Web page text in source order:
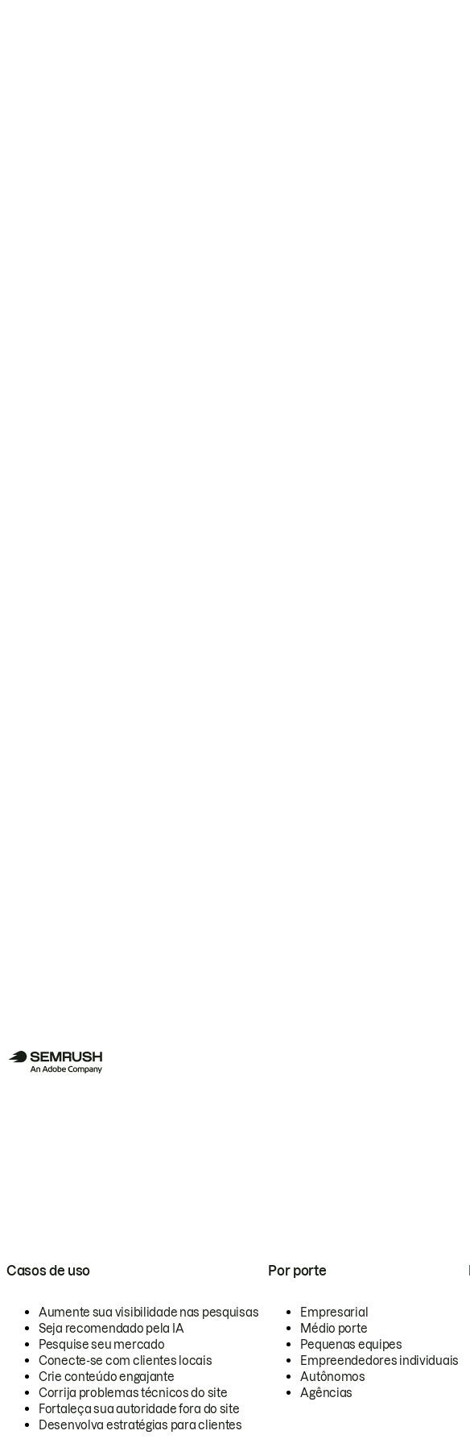
Casos de uso
Aumente sua visibilidade nas pesquisas
Seja recomendado pela IA
Pesquise seu mercado
Conecte-se com clientes locais
Crie conteúdo engajante
Corrija problemas técnicos do site
Fortaleça sua autoridade fora do site
Desenvolva estratégias para clientes
Por porte
Empresarial
Médio porte
Pequenas equipes
Empreendedores individuais
Autônomos
Agências